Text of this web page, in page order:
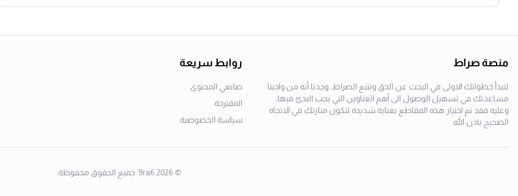
منصة صراط
لتبدأ خطواتك الاولى في البحث عن الحق وتتبع الصراط, وجدنا أنه من واجبنا
مساعدتك في تسهيل الوصول الى أهم العناوين التي يجب البدئ فيها،
وعليه فقد تم اختيار هذه المقاطع بعناية شديدة لتكون منارتك في الاتجاه
الصحيح باذن الله
روابط سريعة
صانعي المحتوى
المقترحة
سياسة الخصوصية
©
2026